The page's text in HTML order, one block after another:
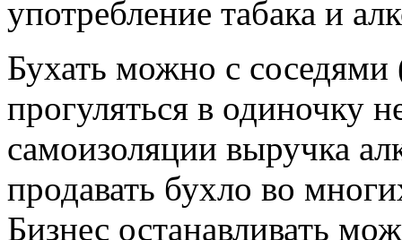
употребление табака и
Бухать можно с соседями
прогуляться в одиночку
самоизоляции выручка
продавать бухло во
Бизнес останавливать